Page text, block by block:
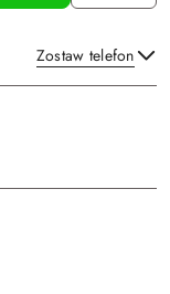
Zostaw telefon